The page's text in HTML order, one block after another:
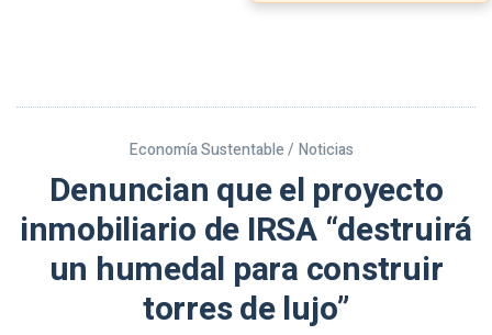
Economía Sustentable / Noticias
Denuncian que el proyecto
inmobiliario de IRSA “destruirá
un humedal para construir
torres de lujo”